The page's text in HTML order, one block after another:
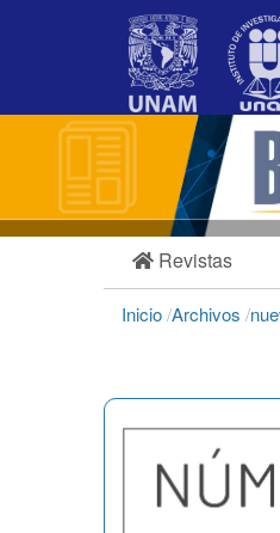
Barra
Revistas
Inicio/Archivos /